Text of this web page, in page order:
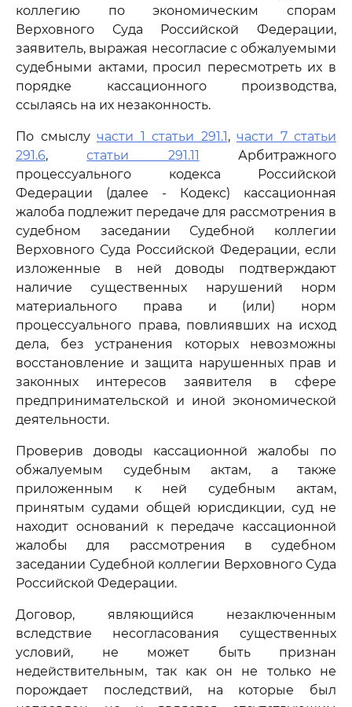
коллегию по экономическим спорам
Верховного Суда Российской Федерации,
заявитель, выражая несогласие с обжалуемыми
судебными актами, просил пересмотреть их в
порядке кассационного производства,
ссылаясь на их незаконность.
По смыслу части 1 статьи 291.1, части 7 статьи
291.6,статьи 291.11 Арбитражного
процессуального кодекса Российской
Федерации (далее - Кодекс) кассационная
жалоба подлежит передаче для рассмотрения в
судебном заседании Судебной коллегии
Верховного Суда Российской Федерации, если
изложенные в ней доводы подтверждают
наличие существенных нарушений норм
материального права и (или) норм
процессуального права, повлиявших на исход
дела, без устранения которых невозможны
восстановление и защита нарушенных прав и
законных интересов заявителя в сфере
предпринимательской и иной экономической
деятельности.
Проверив доводы кассационной жалобы по
обжалуемым судебным актам, а также
приложенным к ней судебным актам,
принятым судами общей юрисдикции, суд не
находит оснований к передаче кассационной
жалобы для рассмотрения в судебном
заседании Судебной коллегии Верховного Суда
Российской Федерации.
Договор, являющийся незаключенным
вследствие несогласования существенных
условий, не может быть признан
недействительным, так как он не только не
порождает последствий, на которые был